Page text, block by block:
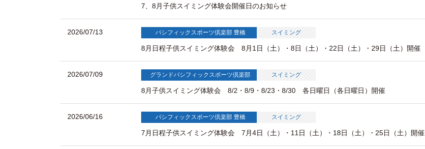
7、8月子供スイミング体験会開催日のお知らせ
2026/07/13 パシフィックスポーツ倶楽部 豊橋 スイミング
8月日程子供スイミング体験会 8月1日（土）・8日（土）・22日（土）・29日（土）開催
2026/07/09 グランドパシフィックスポーツ倶楽部 スイミング
8月子供スイミング体験会 8/2・8/9・8/23・8/30 各日曜日（各日曜日）開催
2026/06/16 パシフィックスポーツ倶楽部 豊橋 スイミング
7月日程子供スイミング体験会 7月4日（土）・11日（土）・18日（土）・25日（土）開催